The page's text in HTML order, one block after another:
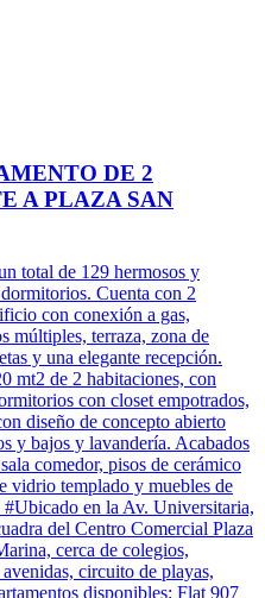
DE 2
A PLAZA SAN
total de 129 hermosos y
Cuenta con 2
con conexión a gas,
múltiples, terraza, zona de
y una elegante recepción.
mt2 de 2 habitaciones, con
con closet empotrados,
diseño de concepto abierto
y bajos y lavandería. Acabados
comedor, pisos de cerámico
vidrio templado y muebles de
en la Av. Universitaria,
del Centro Comercial Plaza
cerca de colegios,
circuito de playas,
disponibles: Flat 907